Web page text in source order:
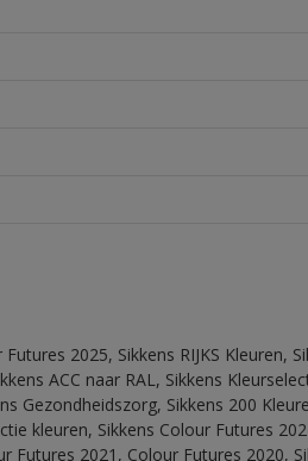
2025, Sikkens RIJKS Kleuren,
ACC naar RAL, Sikkens
Gezondheidszorg, Sikkens 200
kleuren, Sikkens Colour Futures
Futures 2021, Colour Futures 2020,